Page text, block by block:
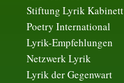
Stiftung Lyrik Kabinett
Poetry International
Lyrik-Empfehlungen
Netzwerk Lyrik
Lyrik der Gegenwart